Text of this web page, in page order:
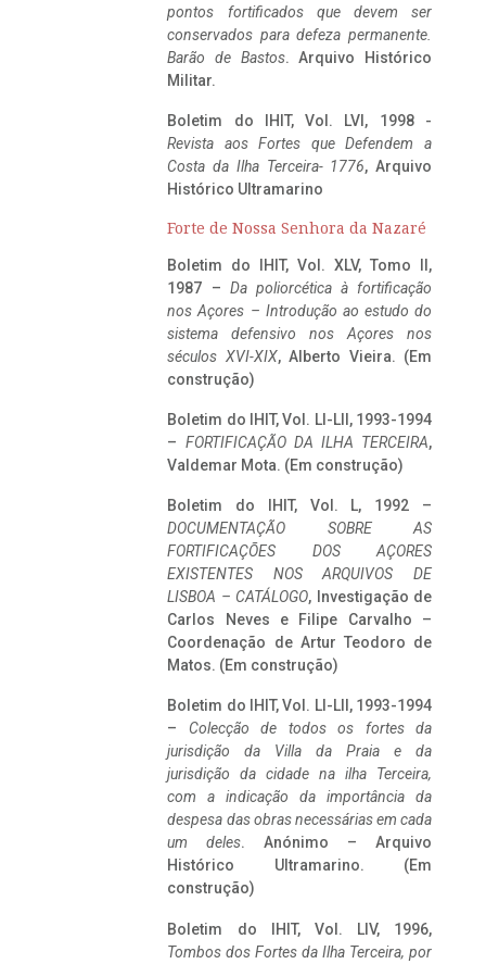
pontos fortificados que devem ser
conservados para defeza permanente.
Barão de Bastos. Arquivo Histórico
Militar.
Boletim do IHIT, Vol. LVI, 1998 -
Revista aos Fortes que Defendem a
Costa da Ilha Terceira- 1776, Arquivo
Histórico Ultramarino
Forte de Nossa Senhora da Nazaré
Boletim do IHIT, Vol. XLV, Tomo II,
1987 – Da poliorcética à fortificação
nos Açores – Introdução ao estudo do
sistema defensivo nos Açores nos
séculos XVI-XIX, Alberto Vieira. (Em
construção)
Boletim do IHIT, Vol. LI-LII, 1993-1994
– FORTIFICAÇÃO DA ILHA TERCEIRA,
Valdemar Mota. (Em construção)
Boletim do IHIT, Vol. L, 1992 –
DOCUMENTAÇÃO SOBRE AS
FORTIFICAÇÕES DOS AÇORES
EXISTENTES NOS ARQUIVOS DE
LISBOA – CATÁLOGO, Investigação de
Carlos Neves e Filipe Carvalho –
Coordenação de Artur Teodoro de
Matos. (Em construção)
Boletim do IHIT, Vol. LI-LII, 1993-1994
– Colecção de todos os fortes da
jurisdição da Villa da Praia e da
jurisdição da cidade na ilha Terceira,
com a indicação da importância da
despesa das obras necessárias em cada
um deles. Anónimo – Arquivo
Histórico Ultramarino. (Em
construção)
Boletim do IHIT, Vol. LIV, 1996,
Tombos dos Fortes da Ilha Terceira, por